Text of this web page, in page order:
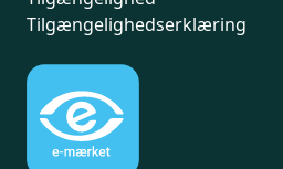
Tilgængelighedserklæring